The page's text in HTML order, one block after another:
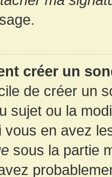
créer un
de créer un
sujet ou la
vous en avez
sous la partie